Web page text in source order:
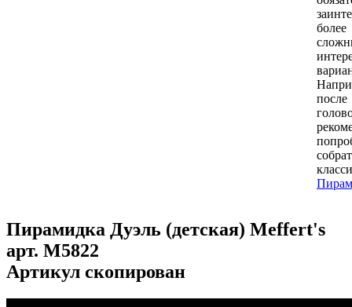
более
Пирамидка Дуэль (детская) Meffert's
арт. M5822
Артикул скопирован